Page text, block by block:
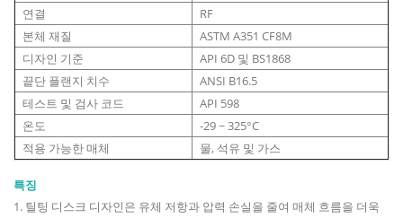
연결
RF
본체 재질
ASTM A351 CF8M
디자인 기준
API 6D 및 BS1868
끝단 플랜지 치수
ANSI B16.5
테스트 및 검사 코드
API 598
온도
-29 ~ 325°C
적용 가능한 매체
물, 석유 및 가스
특징
1. 틸팅 디스크 디자인은 유체 저항과 압력 손실을 줄여 매체 흐름을 더욱